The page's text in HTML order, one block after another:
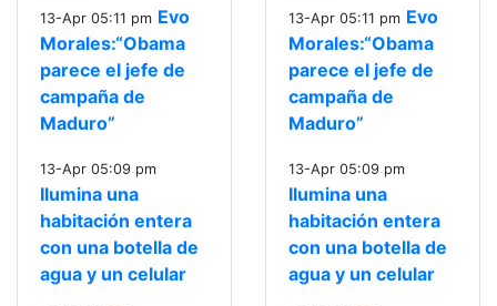
13-Apr 05:11 pm Evo
Morales:“Obama
parece el jefe de
campaña de
Maduro”
13-Apr 05:09 pm
Ilumina una
habitación entera
con una botella de
agua y un celular
13-Apr 05:11 pm Evo
Morales:“Obama
parece el jefe de
campaña de
Maduro”
13-Apr 05:09 pm
Ilumina una
habitación entera
con una botella de
agua y un celular